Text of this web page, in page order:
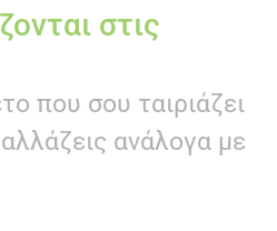
στις
που σου ταιριάζει
ανάλογα με